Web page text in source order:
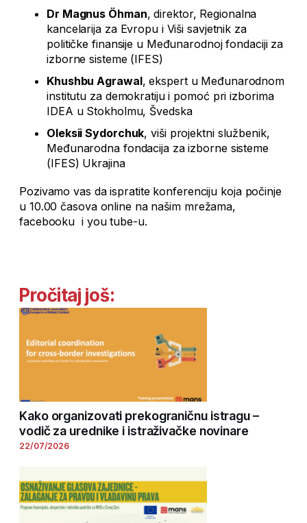
Dr Magnus Öhman, direktor, Regionalna
kancelarija za Evropu i Viši savjetnik za
političke finansije u Međunarodnoj fondaciji za
izborne sisteme (IFES)
Khushbu Agrawal, ekspert u Međunarodnom
institutu za demokratiju i pomoć pri izborima
IDEA u Stokholmu, Švedska
Oleksii Sydorchuk, viši projektni službenik,
Međunarodna fondacija za izborne sisteme
(IFES) Ukrajina
Pozivamo vas da ispratite konferenciju koja počinje
u 10.00 časova online na našim mrežama,
facebooku i you tube-u.
Pročitaj još:
Kako organizovati prekograničnu istragu –
vodič za urednike i istraživačke novinare
22/07/2026